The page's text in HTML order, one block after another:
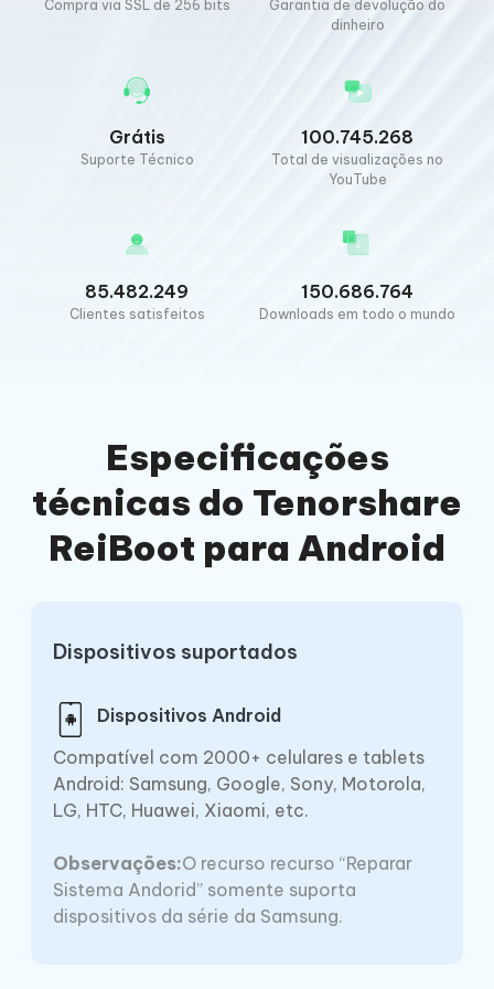
Compra via SSL de 256 bits
Garantia de devolução do
dinheiro
Grátis
Suporte Técnico
100.745.268
Total de visualizações no
YouTube
85.482.249
Clientes satisfeitos
150.686.764
Downloads em todo o mundo
Especificações
técnicas do Tenorshare
ReiBoot para Android
Dispositivos suportados
Dispositivos Android
Compatível com 2000+ celulares e tablets
Android: Samsung, Google, Sony, Motorola,
LG, HTC, Huawei, Xiaomi, etc.
Observações:O recurso recurso “Reparar
Sistema Andorid” somente suporta
dispositivos da série da Samsung.